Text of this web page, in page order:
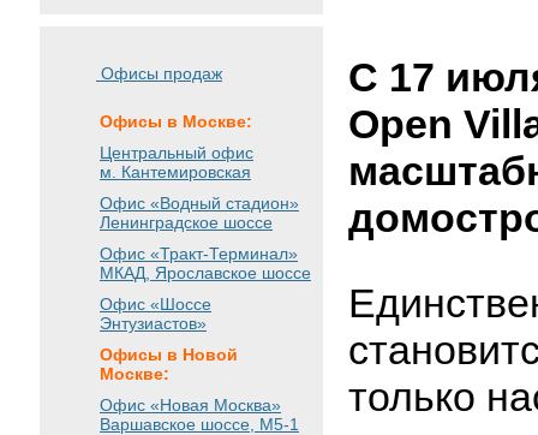
Офисы продаж
Офисы в Москве:
Центральный офис
м. Кантемировская
Офис «Водный стадион»
Ленинградское шоссе
Офис «Тракт-Терминал»
МКАД, Ярославское шоссе
Офис «Шоссе
Энтузиастов»
Офисы в Новой
Москве:
Офис «Новая Москва»
Варшавское шоссе , М5-1
С 17
Open
только